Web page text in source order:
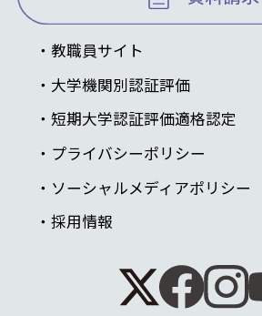
教職員サイト
大学機関別認証評価
短期大学認証評価適格認定
プライバシーポリシー
ソーシャルメディアポリシー
採用情報